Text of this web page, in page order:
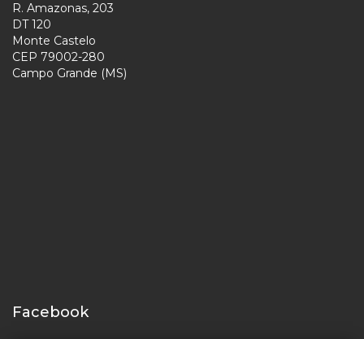
R. Amazonas, 203
DT 120
Monte Castelo
CEP 79002-280
Campo Grande (MS)
Facebook